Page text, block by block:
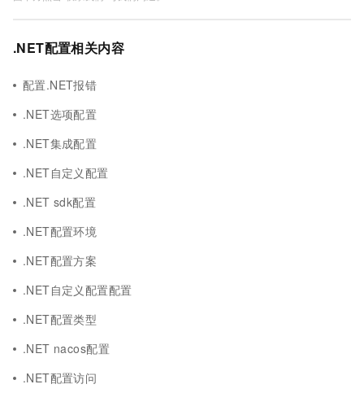
.NET配置相关内容
配置.NET报错
.NET选项配置
.NET集成配置
.NET自定义配置
.NET sdk配置
.NET配置环境
.NET配置方案
.NET自定义配置配置
.NET配置类型
.NET nacos配置
.NET配置访问